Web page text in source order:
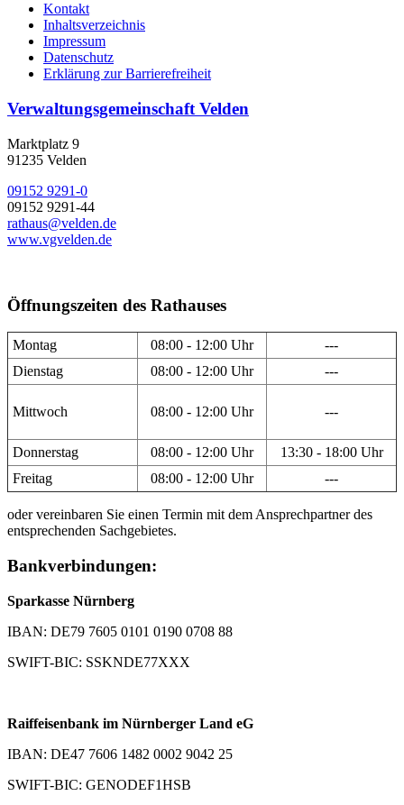
Kontakt
Inhaltsverzeichnis
Impressum
Datenschutz
Erklärung zur Barrierefreiheit
Verwaltungsgemeinschaft Velden
Marktplatz 9
91235 Velden
09152 9291-0
09152 9291-44
rathaus@velden.de
www.vgvelden.de
Öffnungszeiten des Rathauses
Montag 08:00 - 12:00 Uhr
---
Dienstag
08:00 - 12:00 Uhr ---
Mittwoch 08:00 - 12:00 Uhr ---
Donnerstag 08:00 - 12:00 Uhr
13:30 - 18:00 Uhr
Freitag
08:00 - 12:00 Uhr ---
oder vereinbaren Sie einen Termin mit dem Ansprechpartner des
entsprechenden Sachgebietes.
Bankverbindungen:
Sparkasse Nürnberg
IBAN: DE79 7605 0101 0190 0708 88
SWIFT-BIC: SSKNDE77XXX
Raiffeisenbank im Nürnberger Land eG
IBAN: DE47 7606 1482 0002 9042 25
SWIFT-BIC: GENODEF1HSB